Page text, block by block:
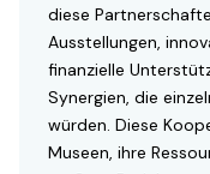
diese
Ausstellungen,
finanzielle
Synergien, die
würden. Diese
Museen, ihre